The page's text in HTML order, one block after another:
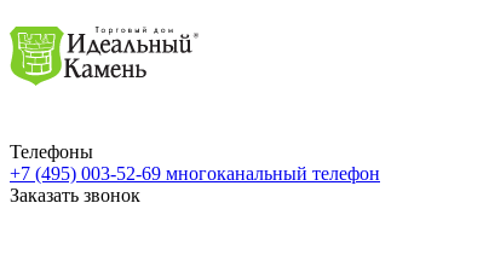
Телефоны
+7 (495) 003-52-69 многоканальный телефон
Заказать звонок